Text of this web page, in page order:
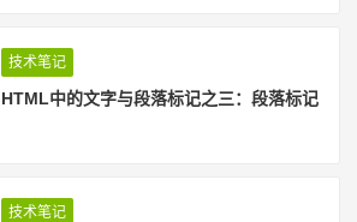
技术笔记
HTML中的文字与段落标记之三：段落标记
技术笔记